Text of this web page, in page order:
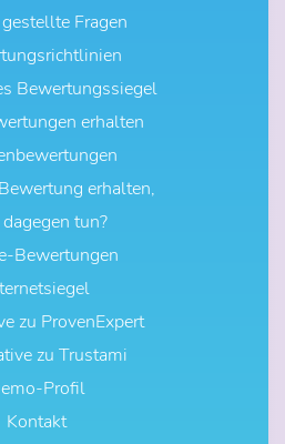
Fragen
Bewertungssiegel
erhalten
erhalten,
tun?
Bewertungen
zu ProvenExpert
zu Trustami
Profil
Kontakt